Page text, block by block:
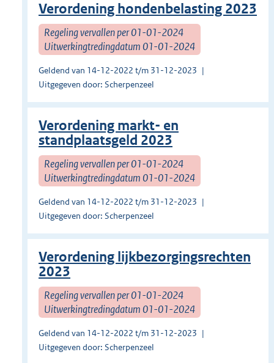
Verordening hondenbelasting 2023
Regeling vervallen per 01-01-2024
Uitwerkingtredingdatum 01-01-2024
Geldend van 14-12-2022 t/m 31-12-2023
Uitgegeven door: Scherpenzeel
Verordening markt- en
standplaatsgeld 2023
Regeling vervallen per 01-01-2024
Uitwerkingtredingdatum 01-01-2024
Geldend van 14-12-2022 t/m 31-12-2023
Uitgegeven door: Scherpenzeel
Verordening lijkbezorgingsrechten
2023
Regeling vervallen per 01-01-2024
Uitwerkingtredingdatum 01-01-2024
Geldend van 14-12-2022 t/m 31-12-2023
Uitgegeven door: Scherpenzeel